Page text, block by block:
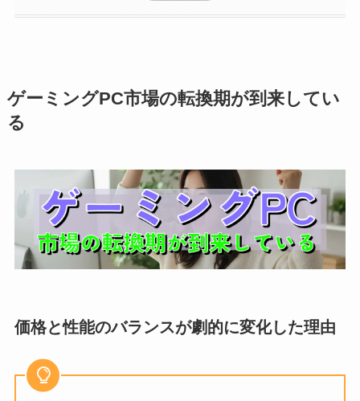
ゲーミングPC市場の転換期が到来してい
る
価格と性能のバランスが劇的に変化した理由